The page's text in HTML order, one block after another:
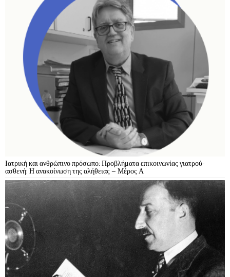
Ιατρική και ανθρώπινο πρόσωπο: Προβλήματα επικοινωνίας γιατρού-
ασθενή: Η ανακοίνωση της αλήθειας – Μέρος Α